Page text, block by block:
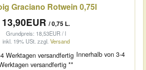
Graciano Rotwein 0,75l
13,90EUR / 0,75 L.
Grundpreis: 18,53EUR / l
inkl. 19% USt. zzgl. Versand
Innerhalb von 3-4
versandfertig **